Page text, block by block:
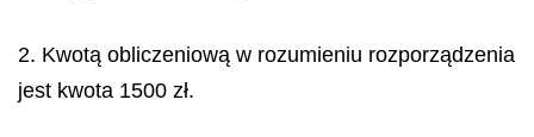
2. Kwotą obliczeniową w rozumieniu rozporządzenia
jest kwota 1500 zł.